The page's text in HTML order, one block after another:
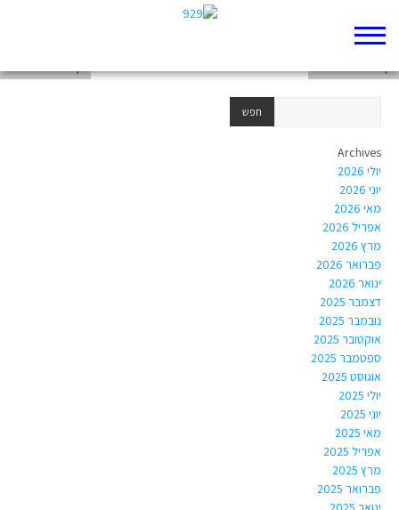
Archives
יולי 2026
יוני 2026
מאי 2026
אפריל 2026
מרץ 2026
פברואר 2026
ינואר 2026
דצמבר 2025
נובמבר 2025
אוקטובר 2025
ספטמבר 2025
אוגוסט 2025
יולי 2025
יוני 2025
מאי 2025
אפריל 2025
מרץ 2025
פברואר 2025